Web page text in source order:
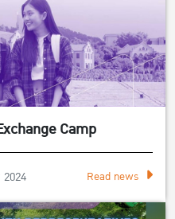
Camp
Read news